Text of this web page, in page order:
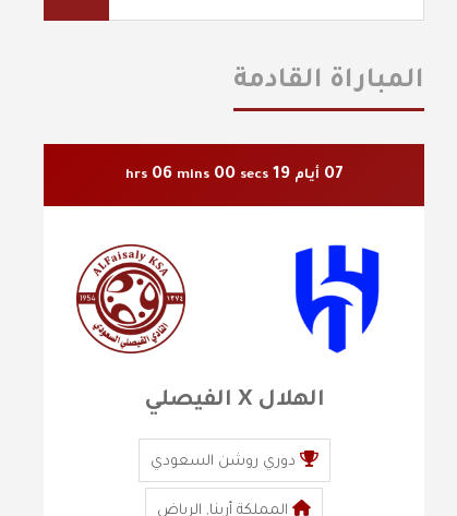
المباراة القادمة
07 أيام 19
hrs 05 mins 58 secs
الهلال X الفيصلي
دوري روشن السعودي
المملكة أرينا, الرياض